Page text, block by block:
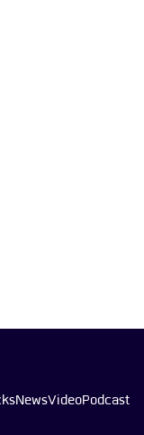
NewsVideoPodcast